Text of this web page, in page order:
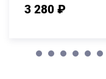
3 280 ₽